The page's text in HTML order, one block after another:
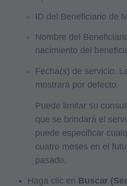
ID del Beneficiario de
Nombre del
nacimiento del
Fecha(s) de servicio.
mostrará por defecto.
Puede limitar su
que se brindará el
puede especificar
cuatro meses en el
pasado.
Haga clic en Buscar